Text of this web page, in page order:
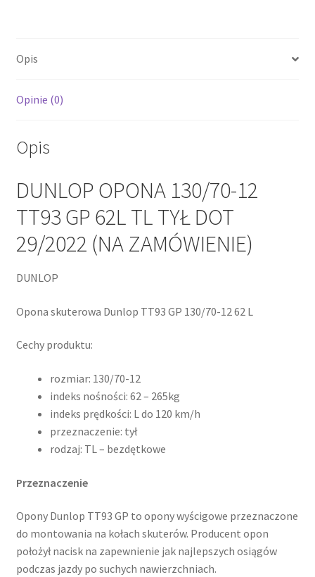
TYŁ
29/2022
Opis
Opinie (0)
Opis
DUNLOP OPONA 130/70-12
TT93 GP 62L TL TYŁ DOT
29/2022 (NA ZAMÓWIENIE)
DUNLOP
Opona skuterowa Dunlop TT93 GP 130/70-12 62 L
Cechy produktu:
rozmiar: 130/70-12
indeks nośności: 62 – 265kg
indeks prędkości: L do 120 km/h
przeznaczenie: tył
rodzaj: TL – bezdętkowe
Przeznaczenie
Opony Dunlop TT93 GP to opony wyścigowe przeznaczone
do montowania na kołach skuterów. Producent opon
położył nacisk na zapewnienie jak najlepszych osiągów
podczas jazdy po suchych nawierzchniach.